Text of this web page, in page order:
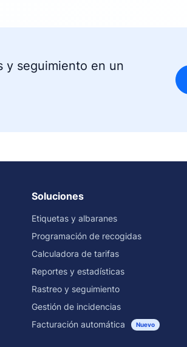
y seguimiento en un
Soluciones
Etiquetas y albaranes
Programación de recogidas
Calculadora de tarifas
Reportes y estadísticas
Rastreo y seguimiento
Gestión de incidencias
Facturación automática
Nuevo